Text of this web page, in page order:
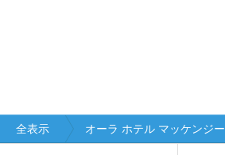
全表示 オーラ ホテル マッケンジー